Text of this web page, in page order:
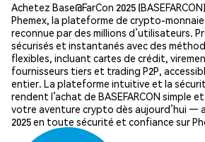
Achetez Base@FarCon 2025
Phemex, la plateforme de crypto-
reconnue par des millions d’utilisateurs.
sécurisés et instantanés avec des
flexibles, incluant cartes de crédit,
fournisseurs tiers et trading P2P,
entier. La plateforme intuitive et la
rendent l’achat de BASEFARCON simple
votre aventure crypto dès aujourd’hui —
2025 en toute sécurité et confiance sur